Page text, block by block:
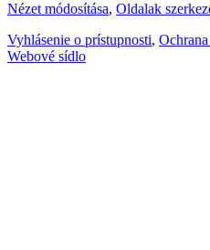
Nézet módosítása, Oldalak
Vyhlásenie o prístupnosti,
Webové sídlo